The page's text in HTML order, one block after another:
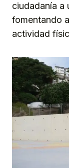
ciudadanía a
fomentando
actividad